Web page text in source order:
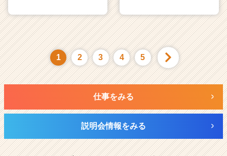
1 2 3 4 5
仕事をみる
説明会情報をみる